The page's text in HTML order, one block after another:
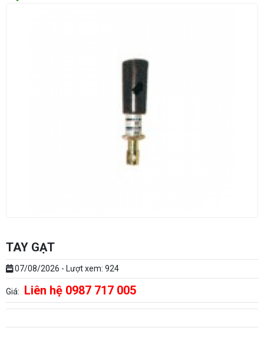
TAY GẠT
07/08/2026 - Lượt xem: 924
Giá: Liên hệ 0987 717 005